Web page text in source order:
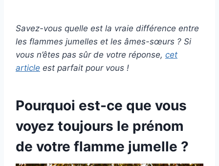
Savez-vous quelle est la vraie différence entre
les flammes jumelles et les âmes-sœurs ? Si
vous n’êtes pas sûr de votre réponse, cet
article est parfait pour vous !
Pourquoi est-ce que vous
voyez toujours le prénom
de votre flamme jumelle ?